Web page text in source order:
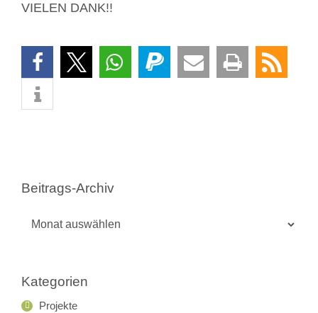
VIELEN DANK!!
Beitrags-Archiv
Kategorien
Projekte